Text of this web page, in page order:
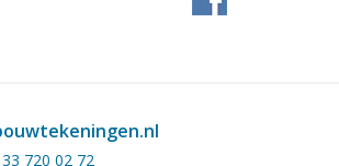
DUUREN van A.
STEENMEIJER A.
720 02 72